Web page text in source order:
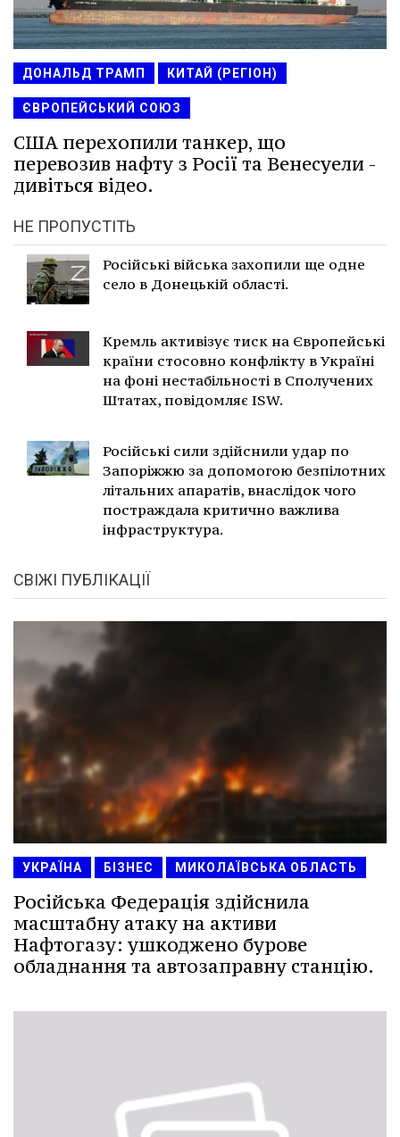
ДОНАЛЬД ТРАМП КИТАЙ (РЕГІОН)
ЄВРОПЕЙСЬКИЙ СОЮЗ
США перехопили танкер, що
перевозив нафту з Росії та Венесуели -
дивіться відео.
НЕ ПРОПУСТІТЬ
Російські війська захопили ще одне
село в Донецькій області.
Кремль активізує тиск на Європейські
країни стосовно конфлікту в Україні
на фоні нестабільності в Сполучених
Штатах, повідомляє ISW.
Російські сили здійснили удар по
Запоріжжю за допомогою безпілотних
літальних апаратів, внаслідок чого
постраждала критично важлива
інфраструктура.
СВІЖІ ПУБЛІКАЦІЇ
УКРАЇНА БІЗНЕС МИКОЛАЇВСЬКА ОБЛАСТЬ
Російська Федерація здійснила
масштабну атаку на активи
Нафтогазу: ушкоджено бурове
обладнання та автозаправну станцію.